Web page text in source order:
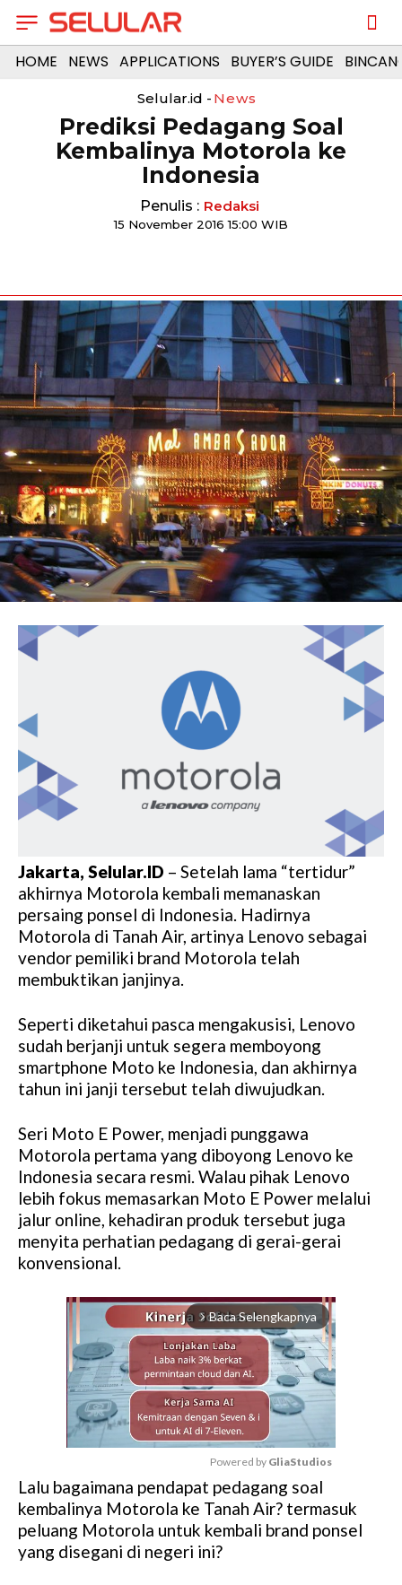
HOME NEWS APPLICATIONS BUYER’S GUIDE
Selular.id - News
Prediksi Pedagang Soal
Kembalinya Motorola ke
Indonesia
Penulis : Redaksi
15 November 2016 15:00 WIB
Jakarta, Selular.ID – Setelah lama “tertidur”
akhirnya Motorola kembali memanaskan
persaing ponsel di Indonesia. Hadirnya
Motorola di Tanah Air, artinya Lenovo sebagai
vendor pemiliki brand Motorola telah
membuktikan janjinya.
Seperti diketahui pasca mengakusisi, Lenovo
sudah berjanji untuk segera memboyong
smartphone Moto ke Indonesia, dan akhirnya
tahun ini janji tersebut telah diwujudkan.
Seri Moto E Power, menjadi punggawa
Motorola pertama yang diboyong Lenovo ke
Indonesia secara resmi. Walau pihak Lenovo
lebih fokus memasarkan Moto E Power melalui
jalur online, kehadiran produk tersebut juga
menyita perhatian pedagang di gerai-gerai
konvensional.
arrow_forward_ios Baca Selengkapnya
M
u
t
Powered by GliaStudios
Lalu bagaimana pendapat pedagang soal
kembalinya Motorola ke Tanah Air? termasuk
peluang Motorola untuk kembali brand ponsel
yang disegani di negeri ini?